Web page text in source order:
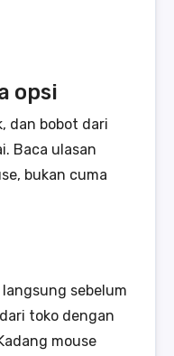
opsi
dan bobot dari
Baca ulasan
bukan cuma
sebelum
toko dengan
mouse